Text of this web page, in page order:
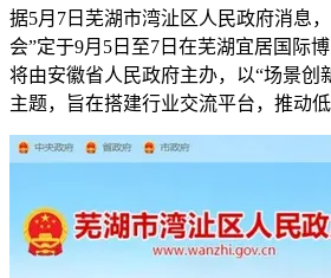
据5月7日芜湖市湾沚区人民政府消息
会”定于9月5日至7日在芜湖宜居国际
将由安徽省人民政府主办，以“场景创
主题，旨在搭建行业交流平台，推动